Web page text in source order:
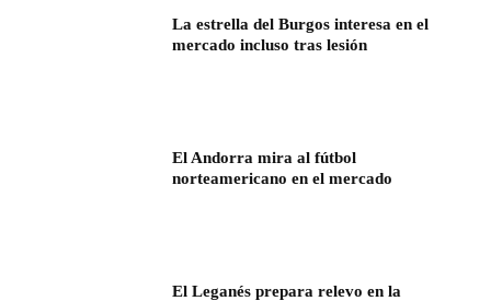
La estrella del Burgos interesa en el
mercado incluso tras lesión
El Andorra mira al fútbol
norteamericano en el mercado
El Leganés prepara relevo en la